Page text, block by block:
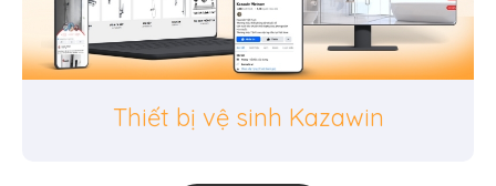
Thiết bị vệ sinh Kazawin